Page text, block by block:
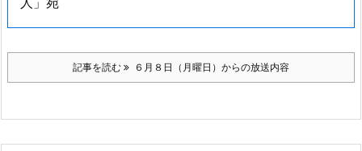
記事を読む ６月８日（月曜日）からの放送内容